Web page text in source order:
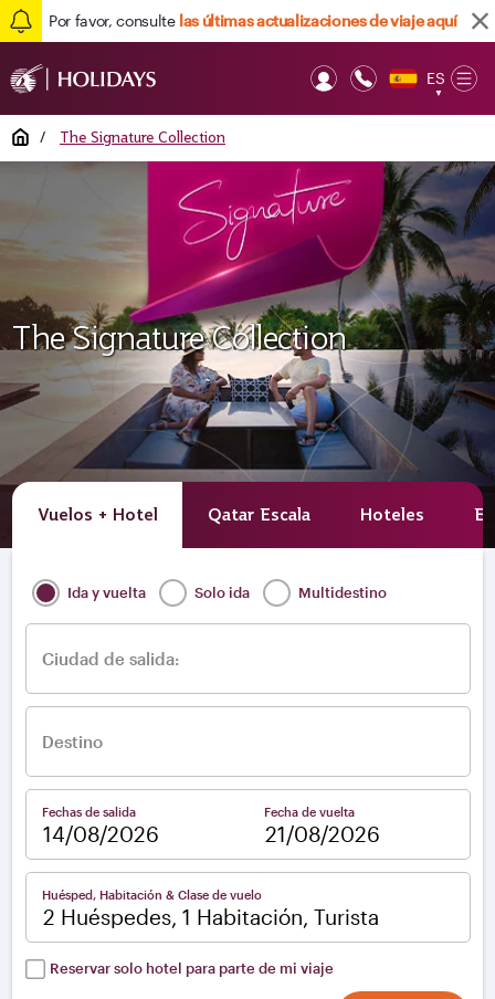
Por favor, consulte las últimas actualizaciones de viaje aquí
ES
▼
Home / The Signature Collection
The Signature Collection
Vuelos + Hotel Qatar Escala Hoteles
Ida y vuelta Solo ida Multidestino
Ciudad de salida:
Destino
Fechas de salida Fecha de vuelta
Huésped, Habitación & Clase de vuelo
2 Huéspedes, 1 Habitación, Turista
Reservar solo hotel para parte de mi viaje